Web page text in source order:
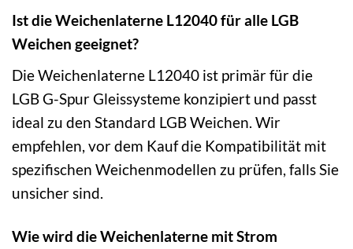
Ist die Weichenlaterne L12040 für alle LGB
Weichen geeignet?
Die Weichenlaterne L12040 ist primär für die
LGB G-Spur Gleissysteme konzipiert und passt
ideal zu den Standard LGB Weichen. Wir
empfehlen, vor dem Kauf die Kompatibilität mit
spezifischen Weichenmodellen zu prüfen, falls Sie
unsicher sind.
Wie wird die Weichenlaterne mit Strom